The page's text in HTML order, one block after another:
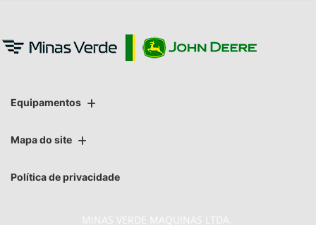
Equipamentos
Mapa do site
Política de privacidade
MINAS VERDE MAQUINAS LTDA.